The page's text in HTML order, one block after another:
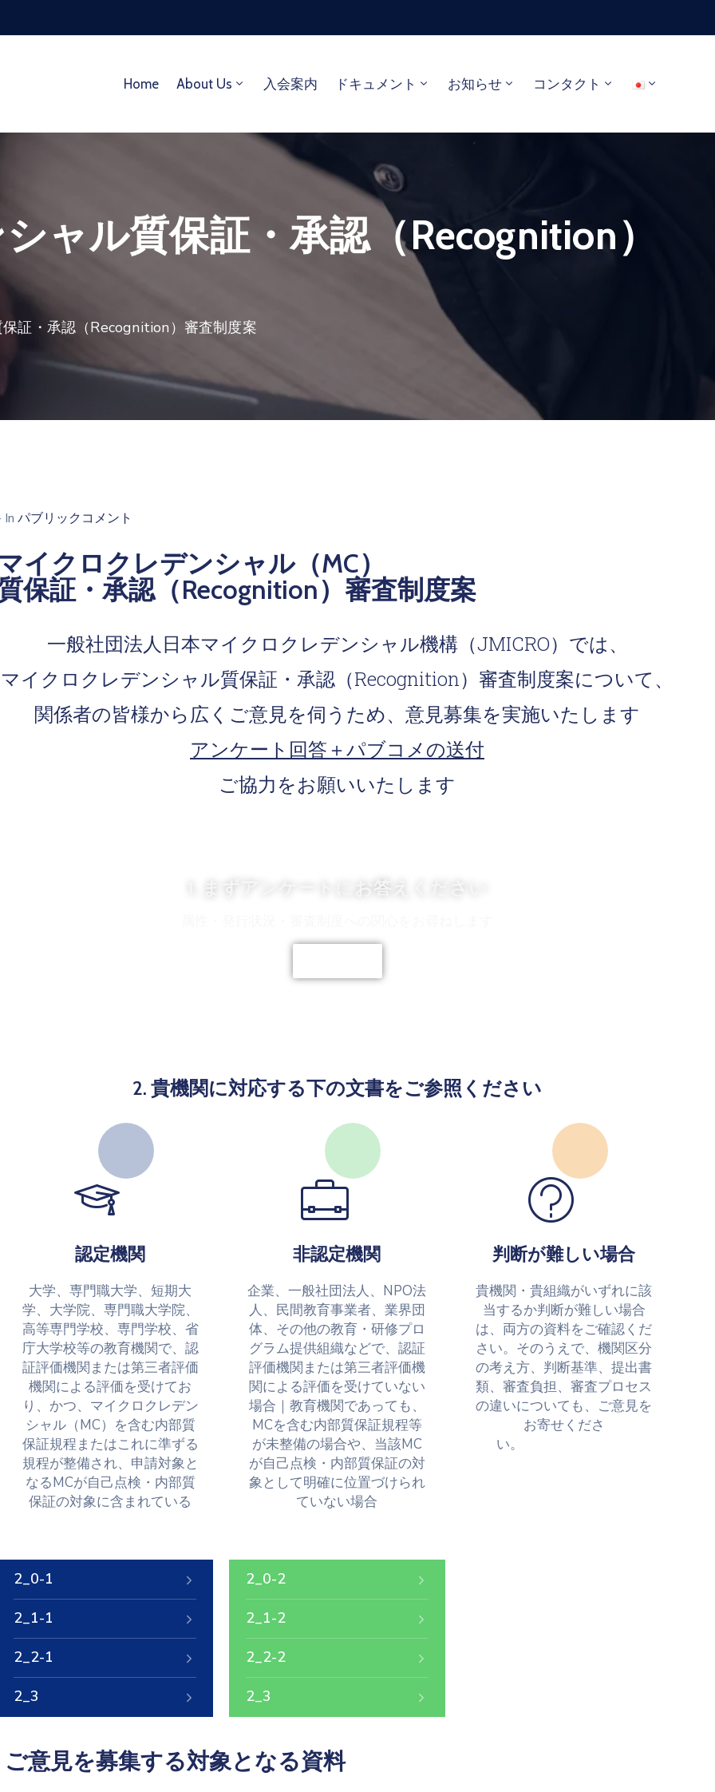
Home About Us 入会案内 ドキュメント お知らせ コンタクト
ャル質保証・承認（Recognition）
証・承認（Recognition）審査制度案
In パブリックコメント
イクロクレデンシャル（MC）
保証・承認（Recognition）審査制度案
一般社団法人日本マイクロクレデンシャル機構（JMICRO）では、
マイクロクレデンシャル質保証・承認（Recognition）審査制度案について、
関係者の皆様から広くご意見を伺うため、意見募集を実施いたします
アンケート回答＋パブコメの送付
ご協力をお願いいたします
1. まずアンケートにお答えください
2. 貴機関に対応する下の文書をご参照ください
認定機関
大学、専門職大学、短期大
学、大学院、専門職大学院、
高等専門学校、専門学校、省
庁大学校等の教育機関で、認
証評価機関または第三者評価
機関による評価を受けてお
り、かつ、マイクロクレデン
シャル（MC）を含む内部質
保証規程またはこれに準ずる
規程が整備され、申請対象と
なるMCが自己点検・内部質
保証の対象に含まれている
非認定機関
企業、一般社団法人、NPO法
人、民間教育事業者、業界団
体、その他の教育・研修プロ
グラム提供組織などで、認証
評価機関または第三者評価機
関による評価を受けていない
場合｜教育機関であっても、
MCを含む内部質保証規程等
が未整備の場合や、当該MC
が自己点検・内部質保証の対
象として明確に位置づけられ
ていない場合
判断が難しい場合
貴機関・貴組織がいずれに該
当するか判断が難しい場合
は、両方の資料をご確認くだ
さい。そのうえで、機関区分
の考え方、判断基準、提出書
類、審査負担、審査プロセス
の違いについても、ご意見を
お寄せくださ
い。
2_0-1
2_1-1
2_2-1
2_3
2_0-2
2_1-2
2_2-2
2_3
ご意見を募集する対象となる資料